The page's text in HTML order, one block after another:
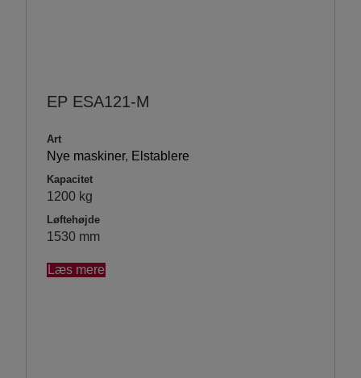
EP ESA121-M
Art
Nye maskiner, Elstablere
Kapacitet
1200 kg
Løftehøjde
1530 mm
Læs mere